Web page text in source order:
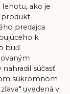
ako je
produkt
predajca
k
buď
súčasť
súkromnom
uvedená v